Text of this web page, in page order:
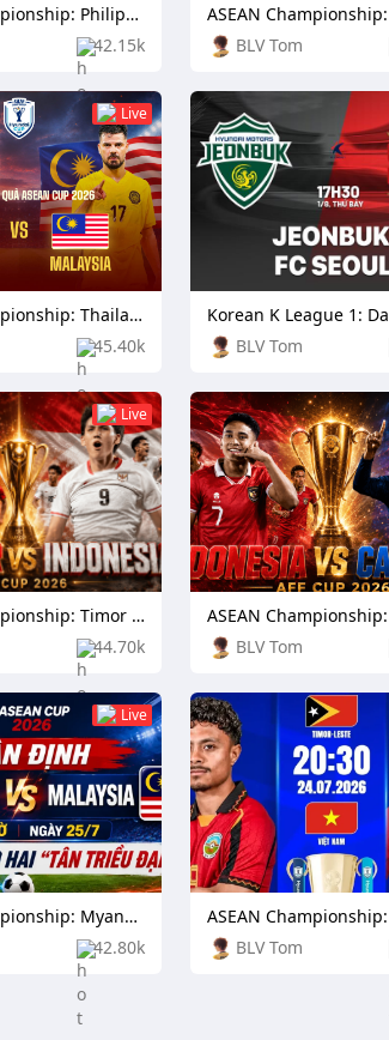
42.15k
ASEAN Championship: Philippines vs Thailand
BLV Tom
Live
45.40k
ASEAN Championship: Thailand vs Malaysia
BLV Tom
Live
44.70k
ASEAN Championship: Timor Leste vs Indonesia
BLV Tom
Live
42.80k
ASEAN Championship: Myanmar vs Malaysia
BLV Tom